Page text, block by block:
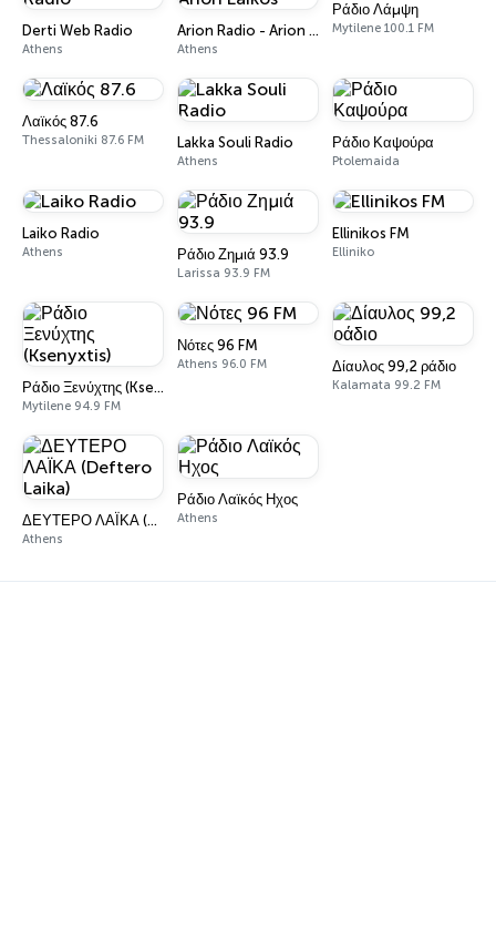
Derti Web Radio
Athens
Arion Radio - Arion Laikos
Athens
Ράδιο Λάμψη
Mytilene 100.1 FM
Λαϊκός 87.6
Thessaloniki 87.6 FM Lakka Souli Radio
Athens
Ράδιο Καψούρα
Ptolemaida
Laiko Radio
Athens Ράδιο Ζημιά 93.9
Larissa 93.9 FM
Ellinikos FM
Elliniko
Ράδιο Ξενύχτης (Ksenyxtis)
Mytilene 94.9 FM
Νότες 96 FM
Athens 96.0 FM Δίαυλος 99,2 ράδιο
Kalamata 99.2 FM
ΔΕΥΤΕΡΟ ΛΑΪΚΑ (Deftero Laika)
Athens
Ράδιο Λαϊκός Ηχος
Athens